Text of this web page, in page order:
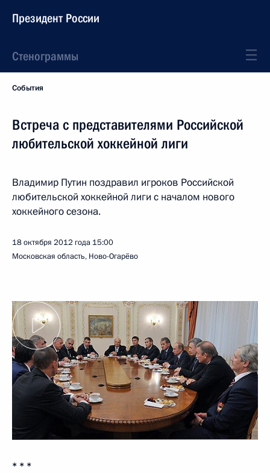
Президент России
Стенограммы
События
Встреча с представителями Российской
любительской хоккейной лиги
Владимир Путин поздравил игроков Российской
любительской хоккейной лиги с началом нового
хоккейного сезона.
18 октября 2012 года 15:00
Московская область, Ново-Огарёво
* * *